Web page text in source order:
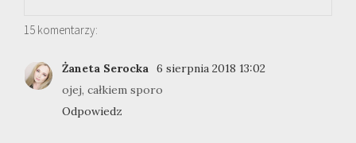
15 komentarzy:
Żaneta Serocka 6 sierpnia 2018 13:02
ojej, całkiem sporo
Odpowiedz